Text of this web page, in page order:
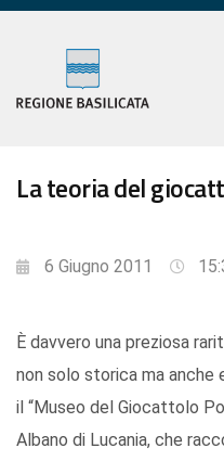
La teoria del
6 Giugno 2011
È davvero una preziosa
non solo storica ma
il “Museo del Giocattolo
Albano di Lucania, che